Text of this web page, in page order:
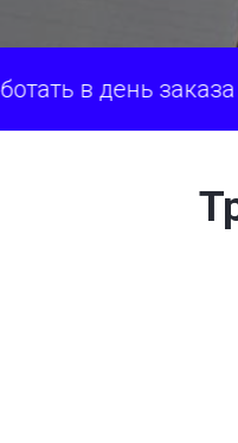
день заказа